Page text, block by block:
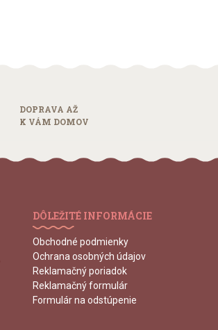
DOPRAVA AŽ
K VÁM DOMOV
DÔLEŽITÉ INFORMÁCIE
Obchodné podmienky
Ochrana osobných údajov
Reklamačný poriadok
Reklamačný formulár
Formulár na odstúpenie